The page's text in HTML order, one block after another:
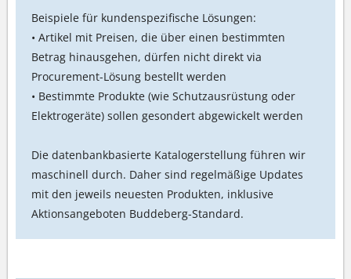
Beispiele für kundenspezifische Lösungen:
• Artikel mit Preisen, die über einen bestimmten
Betrag hinausgehen, dürfen nicht direkt via
Procurement-Lösung bestellt werden
• Bestimmte Produkte (wie Schutzausrüstung oder
Elektrogeräte) sollen gesondert abgewickelt werden
Die datenbankbasierte Katalogerstellung führen wir
maschinell durch. Daher sind regelmäßige Updates
mit den jeweils neuesten Produkten, inklusive
Aktionsangeboten Buddeberg-Standard.